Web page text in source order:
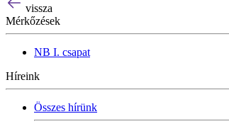
vissza
Mérkőzések
NB I. csapat
Híreink
Összes hírünk